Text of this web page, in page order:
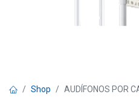
Shop AUDÍFONOS POR